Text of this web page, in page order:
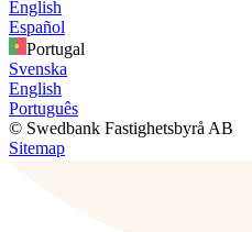
English
Español
Portugal
Svenska
English
Português
© Swedbank Fastighetsbyrå AB
Sitemap